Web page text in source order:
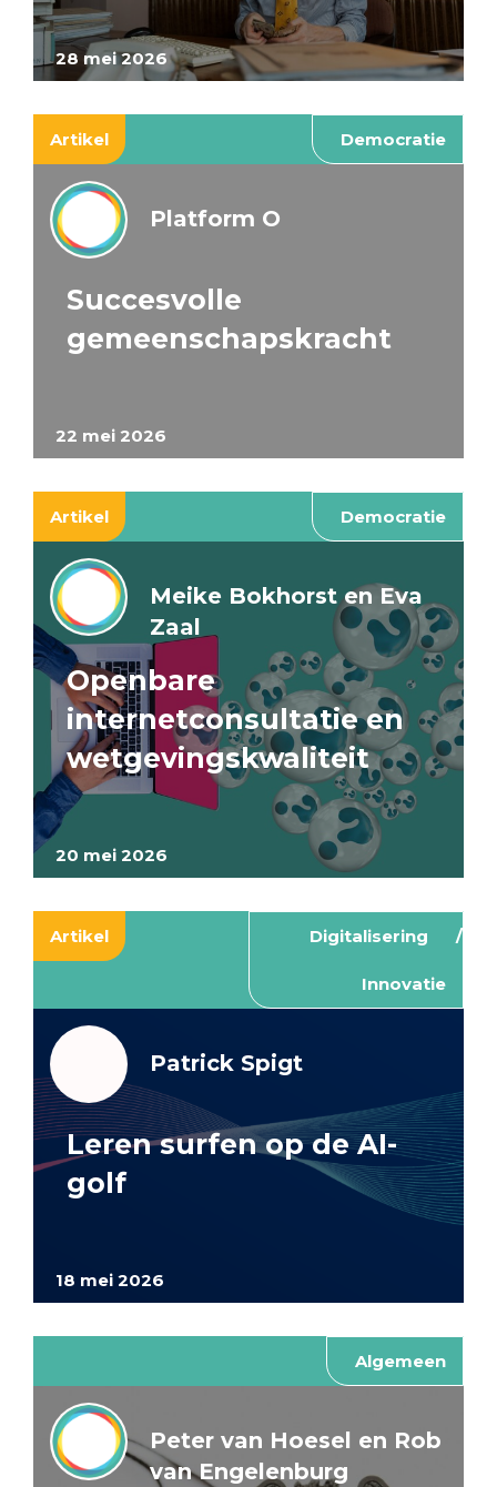
28 mei 2026
Artikel Democratie
22 mei 2026
Platform O
Succesvolle
gemeenschapskracht
Artikel Democratie
20 mei 2026
Meike Bokhorst en Eva
Zaal
Openbare
internetconsultatie en
wetgevingskwaliteit
Artikel Digitalisering
Innovatie
18 mei 2026
Patrick Spigt
Leren surfen op de AI-
golf
Algemeen
Peter van Hoesel en Rob
van Engelenburg